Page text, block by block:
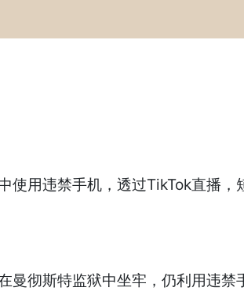
用违禁手机，透过TikTok直播，
彻斯特监狱中坐牢，仍利用违禁